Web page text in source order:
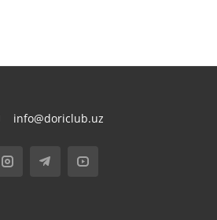
info@doriclub.uz